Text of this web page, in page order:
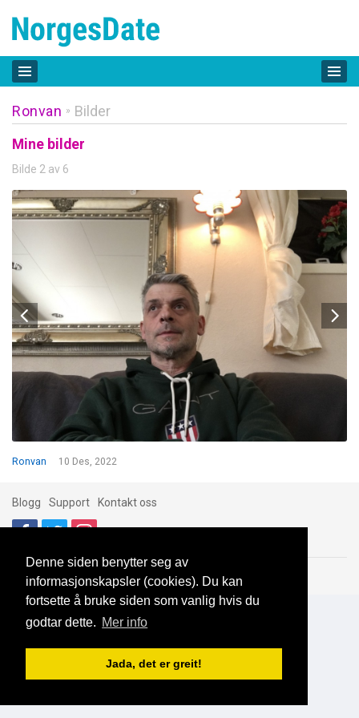
Denne siden benytter seg av
informasjonskapsler (cookies). Du kan
fortsette å bruke siden som vanlig hvis du
godtar dette. Mer info
Jada, det er greit!
Ronvan » Bilder
Mine bilder
Bilde 2 av 6
Ronvan 10 Des, 2022
Blogg Support Kontakt oss